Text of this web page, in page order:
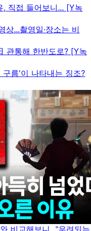
, 직접 들어보니... [Y녹
...촬영일·장소는 비
관통해 한반도로? [Y녹
름'이 나타내는 징조?